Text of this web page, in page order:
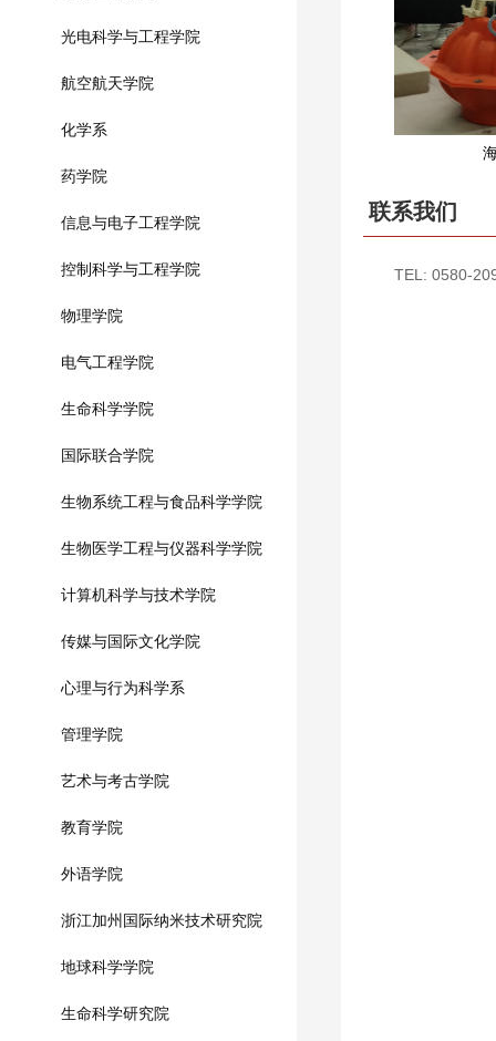
光电科学与工程学院
航空航天学院
化学系
药学院
信息与电子工程学院
控制科学与工程学院
物理学院
电气工程学院
生命科学学院
国际联合学院
生物系统工程与食品科学学院
生物医学工程与仪器科学学院
计算机科学与技术学院
传媒与国际文化学院
心理与行为科学系
管理学院
艺术与考古学院
教育学院
外语学院
浙江加州国际纳米技术研究院
地球科学学院
生命科学研究院
联系我们
TEL: 0580-